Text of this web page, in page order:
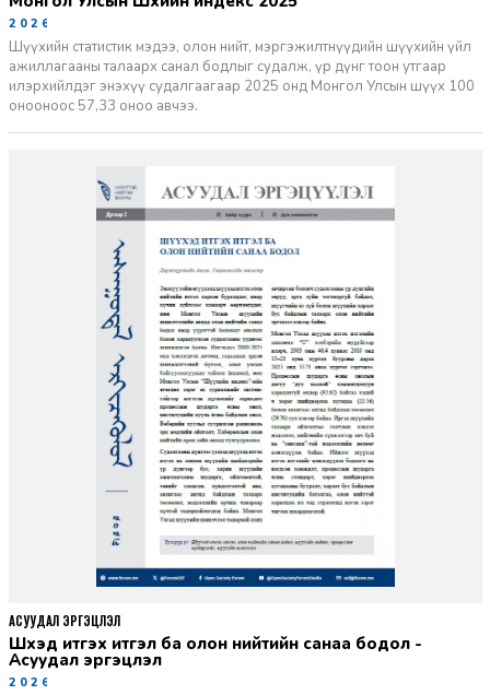
2026-06-11
Шүүхийн статистик мэдээ, олон нийт, мэргэжилтнүүдийн шүүхийн үйл
ажиллагааны талаарх санал бодлыг судалж, үр дүнг тоон утгаар
илэрхийлдэг энэхүү судалгаагаар 2025 онд Монгол Улсын шүүх 100
онооноос 57,33 оноо авчээ.
Шүүхэд итгэх итгэл ба олон нийтийн санаа бодол -
Асуудал эргэцүүлэл
2026-06-11
АСУУДАЛ ЭРГЭЦҮҮЛЭЛ